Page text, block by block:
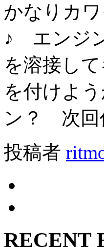
かなりカ
♪ エンジ
を溶接し
を付けよ
ン？ 次回
投稿者
RECENT